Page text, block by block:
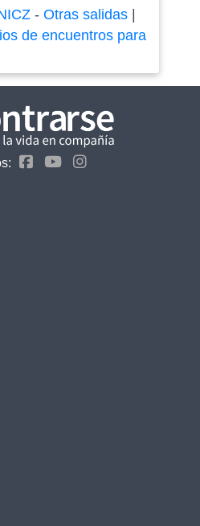
- Otras salidas|
de encuentros para